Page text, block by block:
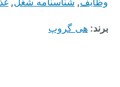
گروپ